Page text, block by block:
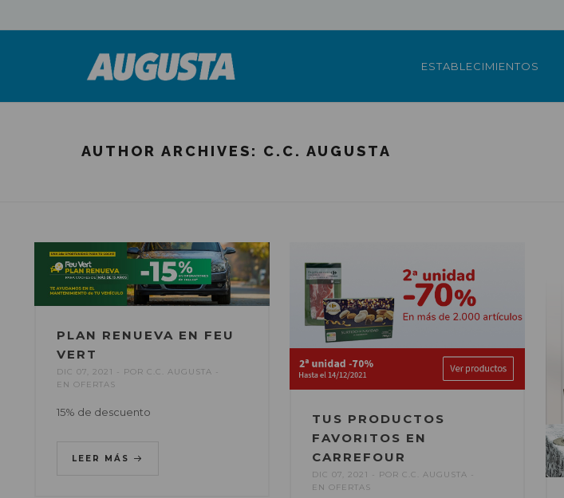
ESTABLECIMIENTOS
AUTHOR ARCHIVES: C.C. AUGUSTA
PLAN RENUEVA EN FEU
VERT
DIC 07, 2021 POR C.C. AUGUSTA
EN OFERTAS
15% de descuento
LEER MÁS
TUS PRODUCTOS
FAVORITOS EN
CARREFOUR
DIC 07, 2021 POR C.C. AUGUSTA
EN OFERTAS